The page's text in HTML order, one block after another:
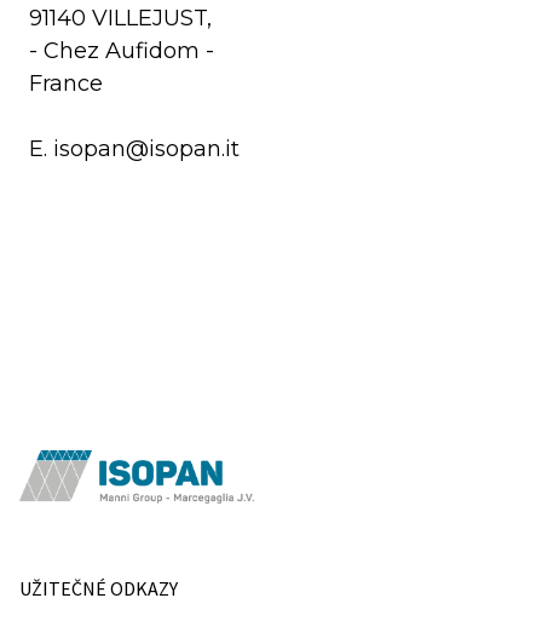
91140 VILLEJUST,
- Chez Aufidom -
France
E. isopan@isopan.it
UŽITEČNÉ ODKAZY